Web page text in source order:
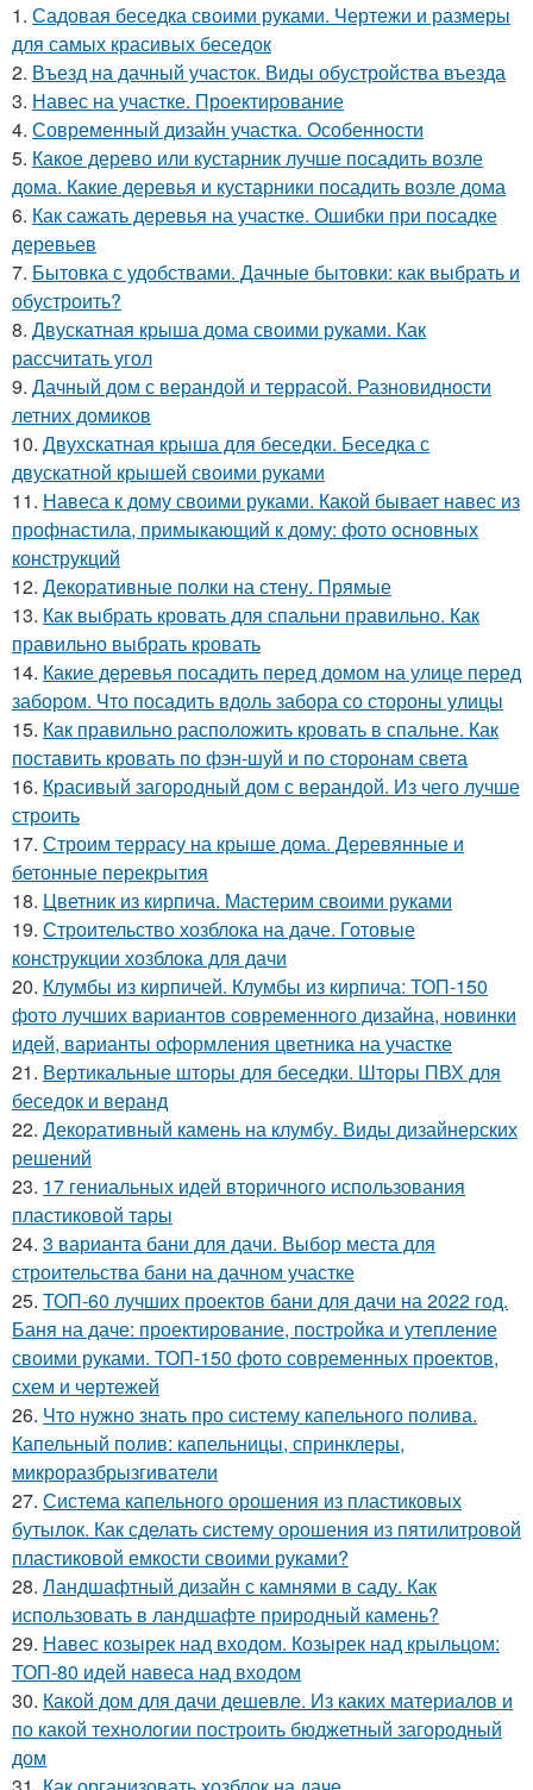
1. Садовая беседка своими руками. Чертежи и размеры
для самых красивых беседок
2. Въезд на дачный участок. Виды обустройства въезда
3. Навес на участке. Проектирование
4. Современный дизайн участка. Особенности
5. Какое дерево или кустарник лучше посадить возле
дома. Какие деревья и кустарники посадить возле дома
6. Как сажать деревья на участке. Ошибки при посадке
деревьев
7. Бытовка с удобствами. Дачные бытовки: как выбрать и
обустроить?
8. Двускатная крыша дома своими руками. Как
рассчитать угол
9. Дачный дом с верандой и террасой. Разновидности
летних домиков
10. Двухскатная крыша для беседки. Беседка с
двускатной крышей своими руками
11. Навеса к дому своими руками. Какой бывает навес из
профнастила, примыкающий к дому: фото основных
конструкций
12. Декоративные полки на стену. Прямые
13. Как выбрать кровать для спальни правильно. Как
правильно выбрать кровать
14. Какие деревья посадить перед домом на улице перед
забором. Что посадить вдоль забора со стороны улицы
15. Как правильно расположить кровать в спальне. Как
поставить кровать по фэн-шуй и по сторонам света
16. Красивый загородный дом с верандой. Из чего лучше
строить
17. Строим террасу на крыше дома. Деревянные и
бетонные перекрытия
18. Цветник из кирпича. Мастерим своими руками
19. Строительство хозблока на даче. Готовые
конструкции хозблока для дачи
20. Клумбы из кирпичей. Клумбы из кирпича: ТОП-150
фото лучших вариантов современного дизайна, новинки
идей, варианты оформления цветника на участке
21. Вертикальные шторы для беседки. Шторы ПВХ для
беседок и веранд
22. Декоративный камень на клумбу. Виды дизайнерских
решений
23. 17 гениальных идей вторичного использования
пластиковой тары
24. 3 варианта бани для дачи. Выбор места для
строительства бани на дачном участке
25. ТОП-60 лучших проектов бани для дачи на 2022 год.
Баня на даче: проектирование, постройка и утепление
своими руками. ТОП-150 фото современных проектов,
схем и чертежей
26. Что нужно знать про систему капельного полива.
Капельный полив: капельницы, спринклеры,
микроразбрызгиватели
27. Система капельного орошения из пластиковых
бутылок. Как сделать систему орошения из пятилитровой
пластиковой емкости своими руками?
28. Ландшафтный дизайн с камнями в саду. Как
использовать в ландшафте природный камень?
29. Навес козырек над входом. Козырек над крыльцом:
ТОП-80 идей навеса над входом
30. Какой дом для дачи дешевле. Из каких материалов и
по какой технологии построить бюджетный загородный
дом